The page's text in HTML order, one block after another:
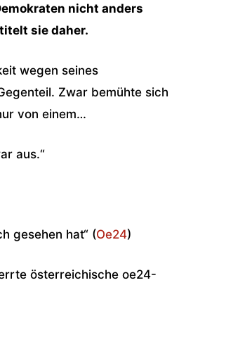
nicht anders
sie daher.
wegen seines
Zwar bemühte sich
von einem…
aus.“
gesehen hat“ (Oe24)
österreichische oe24-